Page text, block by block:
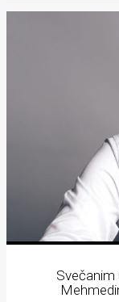
Svečanim